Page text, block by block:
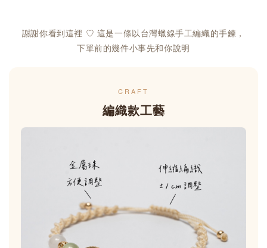
謝謝你看到這裡 ♡ 這是一條以台灣蠟線手工編織的手鍊，
下單前的幾件小事先和你說明
CRAFT
編織款工藝